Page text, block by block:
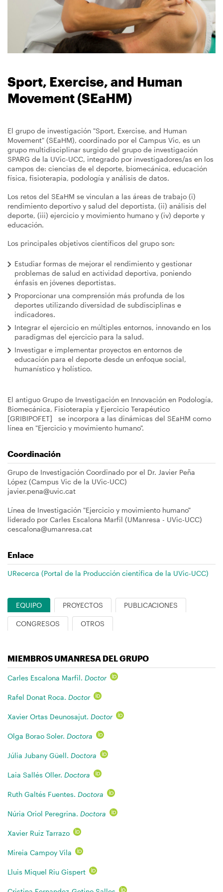
navegación
Sport, Exercise, and Human
Movement (SEaHM)
El grupo de investigación "Sport, Exercise, and Human
Movement" (SEaHM), coordinado por el Campus Vic, es un
grupo multidisciplinar surgido del grupo de investigación
SPARG de la UVic-UCC, integrado por investigadores/as en los
campos de: ciencias de el deporte, biomecánica, educación
física, fisioterapia, podología y análisis de datos.
Los retos del SEaHM se vinculan a las áreas de trabajo (i)
rendimiento deportivo y salud del deportista, (ii) análisis del
deporte, (iii) ejercicio y movimiento humano y (iv) deporte y
educación.
Los principales objetivos científicos del grupo son:
Estudiar formas de mejorar el rendimiento y gestionar
problemas de salud en actividad deportiva, poniendo
énfasis en jóvenes deportistas.
Proporcionar una comprensión más profunda de los
deportes utilizando diversidad de subdisciplinas e
indicadores.
Integrar el ejercicio en múltiples entornos, innovando en los
paradigmas del ejercicio para la salud.
Investigar e implementar proyectos en entornos de
educación para el deporte desde un enfoque social,
humanístico y holístico.
El antiguo Grupo de Investigación en Innovación en Podología,
Biomecánica, Fisioterapia y Ejercicio Terapéutico
[GRIBIPOFET] se incorpora a las dinámicas del SEaHM como
línea en "Ejercicio y movimiento humano".
Coordinación
Grupo de Investigación Coordinado por el Dr. Javier Peña
López (Campus Vic de la UVic-UCC)
javier.pena@uvic.cat
Línea de Investigación "Ejercicio y movimiento humano"
liderado por Carles Escalona Marfil (UManresa - UVic-UCC)
cescalona@umanresa.cat
Enlace
URecerca (Portal de la Producción científica de la UVic-UCC)
EQUIPO PROYECTOS PUBLICACIONES
CONGRESOS OTROS
MIEMBROS UMANRESA DEL GRUPO
Carles Escalona Marfil. Doctor
Rafel Donat Roca. Doctor
Xavier Ortas Deunosajut. Doctor
Olga Borao Soler. Doctora
Júlia Jubany Güell. Doctora
Laia Sallés Oller. Doctora
Ruth Galtés Fuentes. Doctora
Núria Oriol Peregrina. Doctora
Xavier Ruiz Tarrazo
Mireia Campoy Vila
Lluis Miquel Riu Gispert